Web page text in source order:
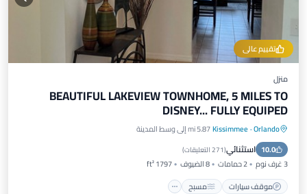
تقييم عالي
منزل
BEAUTIFUL LAKEVIEW TOWNHOME, 5 MILES TO
DISNEY... FULLY EQUIPED
Orlando
·
Kissimmee5.87 mi إلى وسط المدينة
10.0 استثنائي(271 التعليقات )
3 غرف نوم 2 حمامات 8 الضيوف
1797 ft²
موقف سيارات
مسبح
موقف سيارات مسبح
شرفة / تراس